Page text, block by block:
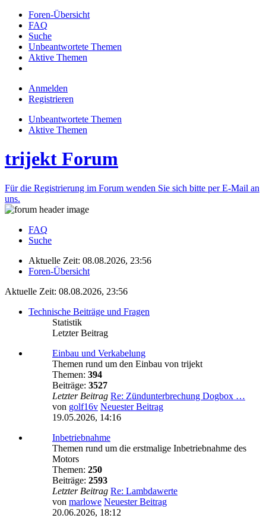
Foren-Übersicht
FAQ
Suche
Unbeantwortete Themen
Aktive Themen
Anmelden
Registrieren
Unbeantwortete Themen
Aktive Themen
trijekt Forum
Für die Registrierung im Forum wenden Sie sich bitte per E-Mail an
uns.
FAQ
Suche
Aktuelle Zeit: 08.08.2026, 23:56
Foren-Übersicht
Aktuelle Zeit: 08.08.2026, 23:56
Technische Beiträge und Fragen
Statistik
Letzter Beitrag
Einbau und Verkabelung
Themen rund um den Einbau von trijekt
Themen: 394
Beiträge: 3527
Letzter Beitrag Re: Zündunterbrechung Dogbox …
von golf16v Neuester Beitrag
19.05.2026, 14:16
Inbetriebnahme
Themen rund um die erstmalige Inbetriebnahme des
Motors
Themen: 250
Beiträge: 2593
Letzter Beitrag Re: Lambdawerte
von marlowe Neuester Beitrag
20.06.2026, 18:12